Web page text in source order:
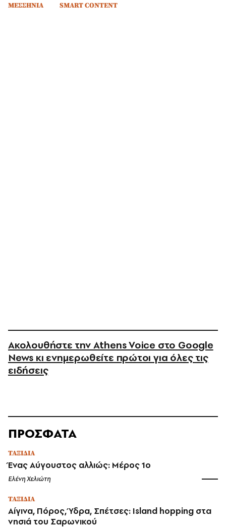
ΜΕΣΣΗΝΙΑ
SMART CONTENT
Ακολουθήστε την Athens Voice στο Google
News κι ενημερωθείτε πρώτοι για όλες τις
ειδήσεις
ΠΡΟΣΦΑΤΑ
ΤΑΞΙΔΙΑ
Ένας Αύγουστος αλλιώς: Μέρος 1ο
Ελένη Χελιώτη
ΤΑΞΙΔΙΑ
Αίγινα, Πόρος, Ύδρα, Σπέτσες: Island hopping στα
νησιά του Σαρωνικού